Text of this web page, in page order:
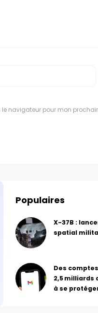
navigateur pour mon
Populaires
X-37B :
spatial
Des
2,5 milliards
à se